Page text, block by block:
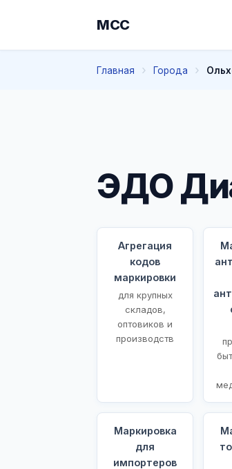
МСС
Главная Города
ЭДО
Агрегация
кодов
маркировки
для крупных
складов,
оптовиков и
производств
Маркировка
для
импортеров